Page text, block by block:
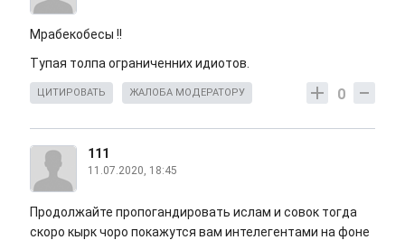
Мрабекобесы !!
Тупая толпа ограниченних идиотов.
0
ЦИТИРОВАТЬ ЖАЛОБА МОДЕРАТОРУ
111
11.07.2020, 18:45
Продолжайте пропогандировать ислам и совок тогда
скоро кырк чоро покажутся вам интелегентами на фоне